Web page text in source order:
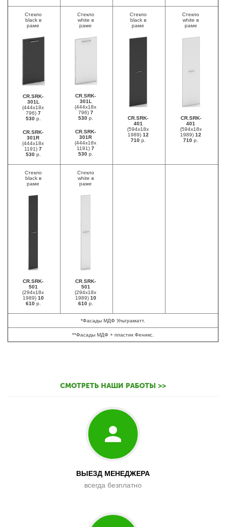
Стекло
black в
раме
CR.SRK-
301L
(444х18х
796) 7
530 р.
CR.SRK-
301R
(444х18х
1191) 7
530 р.
Стекло
white в
раме
CR.SRK-
301L
(444х18х
796) 7
530 р.
CR.SRK-
301R
(444х18х
1191) 7
530 р.
Стекло
black в
раме
CR.SRK-
401
(594х18х
1989) 12
710 р.
Стекло
white в
раме
CR.SRK-
401
(594х18х
1989) 12
710 р.
Стекло
black в
раме
CR.SRK-
501
(294х18х
1989) 10
610 р.
Стекло
white в
раме
CR.SRK-
501
(294х18х
1989) 10
610 р.
*Фасады МДФ Ультраматт.
**Фасады МДФ + пластик Феникс.
СМОТРЕТЬ НАШИ РАБОТЫ >>
ВЫЕЗД МЕНЕДЖЕРА
всегда безплатно